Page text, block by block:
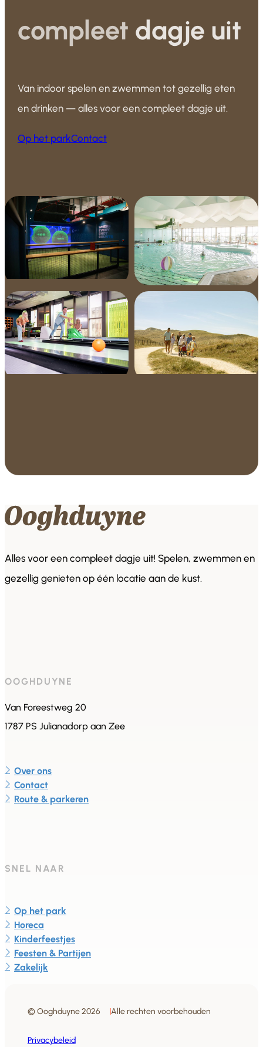
compleet dagje uit
Van indoor spelen en zwemmen tot gezellig eten
en drinken — alles voor een compleet dagje uit.
Op het parkContact
Alles voor een compleet dagje uit! Spelen, zwemmen en
gezellig genieten op één locatie aan de kust.
OOGHDUYNE
Van Foreestweg 20
1787 PS Julianadorp aan Zee
Over ons
Contact
Route & parkeren
SNEL NAAR
Op het park
Horeca
Kinderfeestjes
Feesten & Partijen
Zakelijk
© Ooghduyne 2026 Alle rechten voorbehouden
Privacybeleid